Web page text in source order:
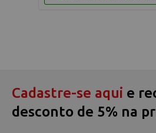
Cadastre-se aqui e
desconto de 5% na